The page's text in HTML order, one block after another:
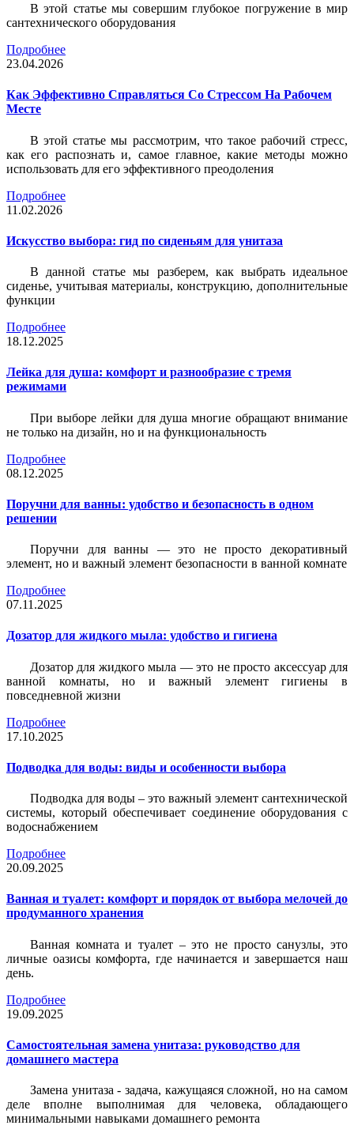
В этой статье мы совершим глубокое погружение в мир
сантехнического оборудования
Подробнее
23.04.2026
Как Эффективно Справляться Со Стрессом На Рабочем
Месте
В этой статье мы рассмотрим, что такое рабочий стресс,
как его распознать и, самое главное, какие методы можно
использовать для его эффективного преодоления
Подробнее
11.02.2026
Искусство выбора: гид по сиденьям для унитаза
В данной статье мы разберем, как выбрать идеальное
сиденье, учитывая материалы, конструкцию, дополнительные
функции
Подробнее
18.12.2025
Лейка для душа: комфорт и разнообразие с тремя
режимами
При выборе лейки для душа многие обращают внимание
не только на дизайн, но и на функциональность
Подробнее
08.12.2025
Поручни для ванны: удобство и безопасность в одном
решении
Поручни для ванны — это не просто декоративный
элемент, но и важный элемент безопасности в ванной комнате
Подробнее
07.11.2025
Дозатор для жидкого мыла: удобство и гигиена
Дозатор для жидкого мыла — это не просто аксессуар для
ванной комнаты, но и важный элемент гигиены в
повседневной жизни
Подробнее
17.10.2025
Подводка для воды: виды и особенности выбора
Подводка для воды – это важный элемент сантехнической
системы, который обеспечивает соединение оборудования с
водоснабжением
Подробнее
20.09.2025
Ванная и туалет: комфорт и порядок от выбора мелочей до
продуманного хранения
Ванная комната и туалет – это не просто санузлы, это
личные оазисы комфорта, где начинается и завершается наш
день.
Подробнее
19.09.2025
Самостоятельная замена унитаза: руководство для
домашнего мастера
Замена унитаза - задача, кажущаяся сложной, но на самом
деле вполне выполнимая для человека, обладающего
минимальными навыками домашнего ремонта